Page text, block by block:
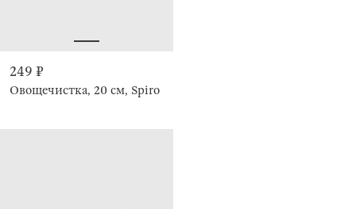
249 ₽
Овощечистка, 20 см, Spiro